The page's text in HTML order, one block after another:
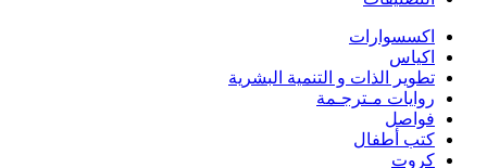
اكسسوارات
اكياس
تطوير الذات و التنمية البشرية
روايات مـترجـمة
فواصل
كتب أطفال
كروت